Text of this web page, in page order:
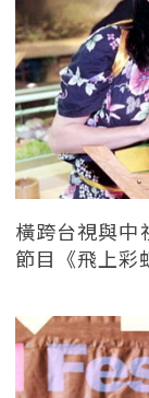
橫跨台視與中
節目《飛上彩